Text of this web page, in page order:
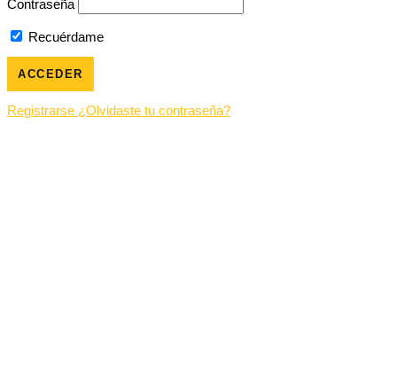
Contraseña
Recuérdame
Registrarse ¿Olvidaste tu contraseña?